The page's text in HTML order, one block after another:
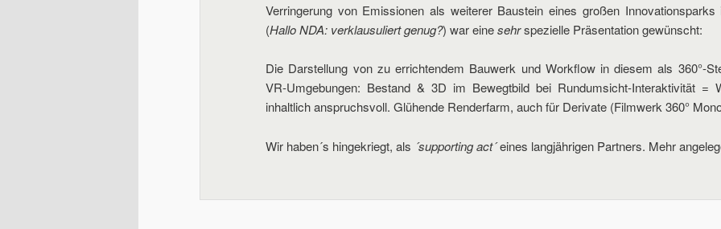
Verringerung von Emissionen als weiterer Baustein eines großen
(Hallo NDA: verklausuliert genug?) war einesehrspezielle Präsentation gewünscht:
Die Darstellung von zu errichtendem Bauwerk und Workflow in diesem als 360°-
VR-Umgebungen: Bestand & 3D im Bewegtbild bei Rundumsicht-Interaktivität =
inhaltlich anspruchsvoll. Glühende Renderfarm, auch für Derivate (Filmwerk 360°
Wir haben´s hingekriegt, als ´supporting act´eines langjährigen Partners. Mehr